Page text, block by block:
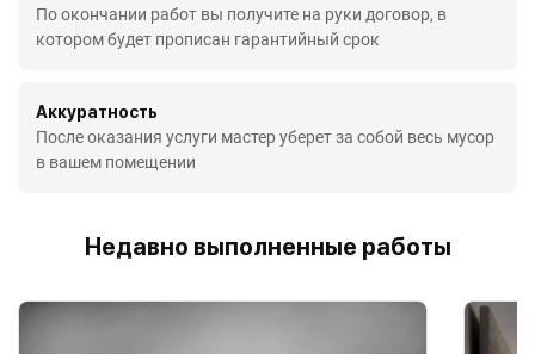
По окончании работ вы получите на руки договор, в
котором будет прописан гарантийный срок
Аккуратность
После оказания услуги мастер уберет за собой весь мусор
в вашем помещении
Недавно выполненные работы